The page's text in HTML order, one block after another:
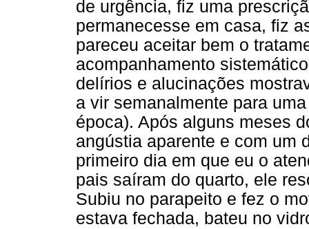
de urgência, fiz uma
permanecesse em casa, fiz
pareceu aceitar bem o
acompanhamento
delírios e alucinações
a vir semanalmente para
época). Após alguns meses
angústia aparente e com um
primeiro dia em que eu o
pais saíram do quarto, ele
Subiu no parapeito e fez o
estava fechada, bateu no